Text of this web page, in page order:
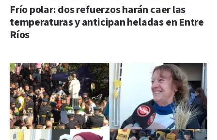
Frío polar: dos refuerzos harán caer las
temperaturas y anticipan heladas en Entre
Ríos